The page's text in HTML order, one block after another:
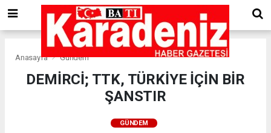
Anasayfa Gündem
DEMİRCİ; TTK, TÜRKİYE İÇİN BİR
ŞANSTIR
GÜNDEM